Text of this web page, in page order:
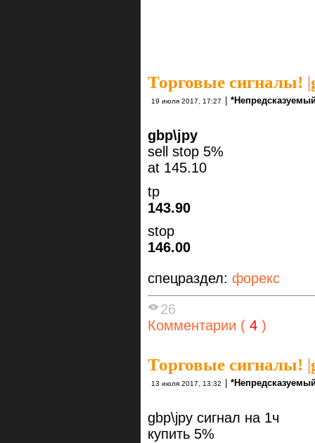
Торговые сигналы! |
19 июля 2017, 17:27 |
gbp\jpy
sell stop 5%
at 145.10
tp
143.90
stop
146.00
спецраздел: форекс
26
Комментарии ( 4 )
Торговые сигналы! |
13 июля 2017, 13:32
gbp\jpy сигнал на 1ч
купить 5%